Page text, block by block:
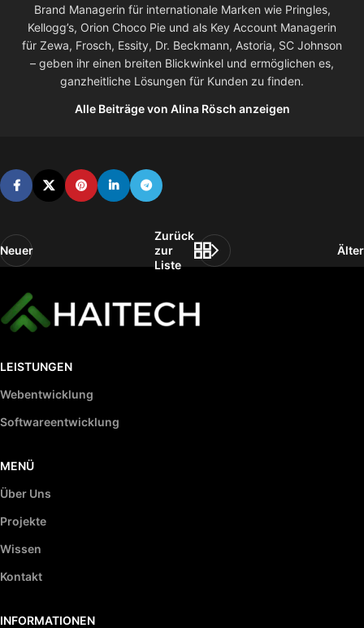
Brand Managerin für internationale Marken wie Pringles,
Kellogg’s, Orion Choco Pie und als Key Account Managerin
für Zewa, Frosch, Essity, Dr. Beckmann, Astoria, SC Johnson
– geben ihr einen breiten Blickwinkel und ermöglichen es,
ganzheitliche Lösungen für Kunden zu finden.
Alle Beiträge von Alina Rösch anzeigen
Neuer
Zurück
zur
Liste
Älter
LEISTUNGEN
Webentwicklung
Softwareentwicklung
MENÜ
Über Uns
Projekte
Wissen
Kontakt
INFORMATIONEN